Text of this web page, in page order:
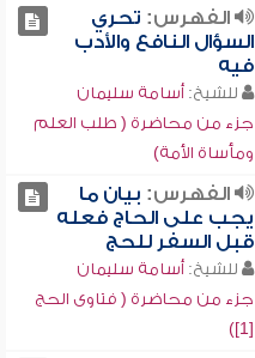
الفهرس: تحري
السؤال النافع والأدب
فيه
للشيخ: أسامة سليمان
جزء من محاضرة ( طلب العلم
ومأساة الأمة)
الفهرس: بيان ما
يجب على الحاج فعله
قبل السفر للحج
للشيخ: أسامة سليمان
جزء من محاضرة ( فتاوى الحج
[1])